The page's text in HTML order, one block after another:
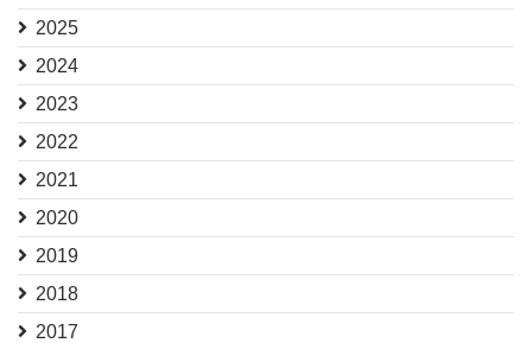
2025
2024
2023
2022
2021
2020
2019
2018
2017